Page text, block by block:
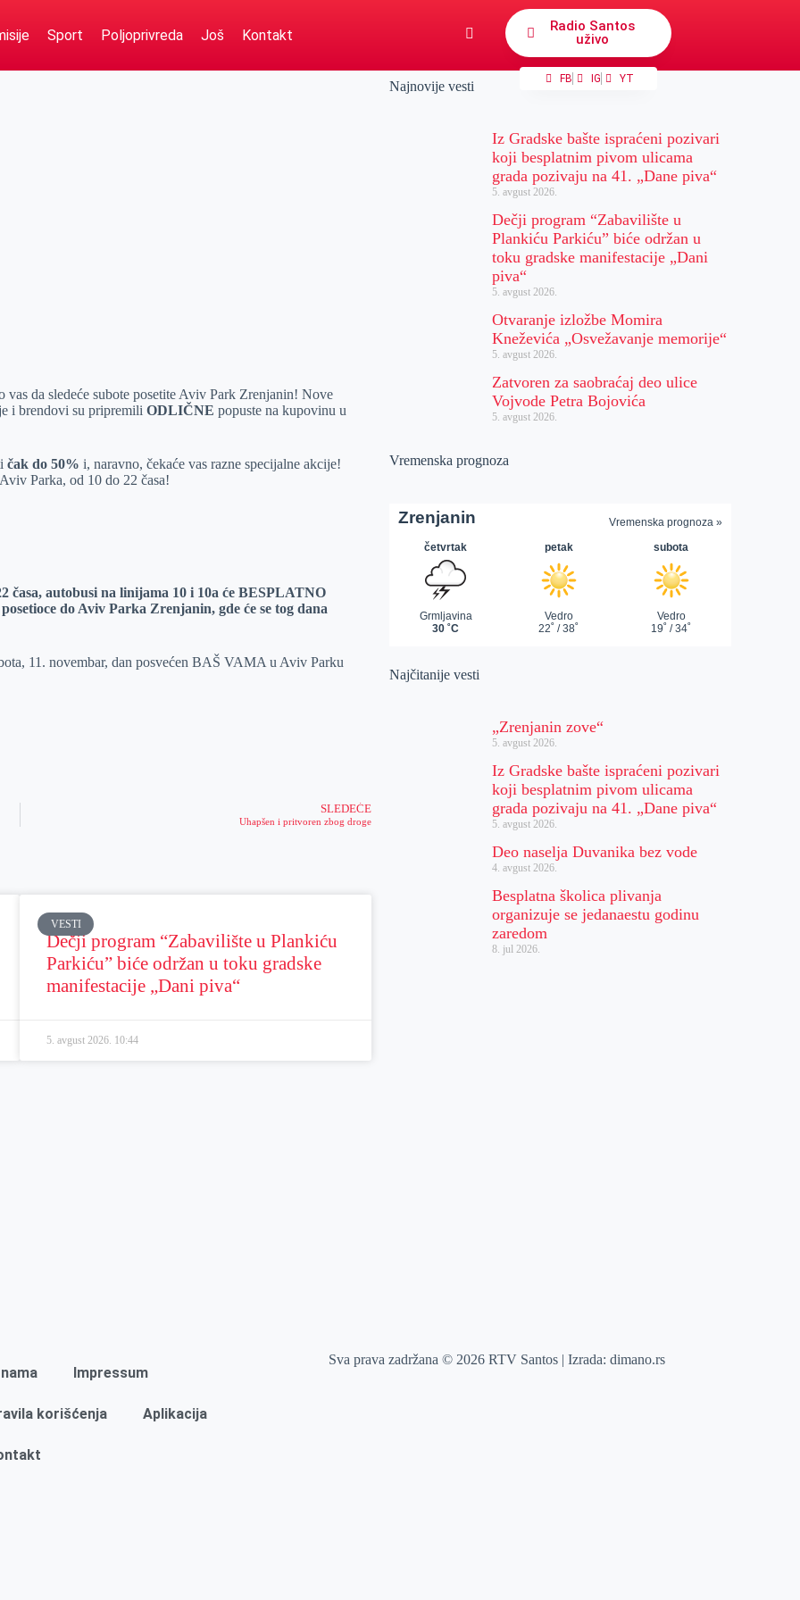
Sport Poljoprivreda Još Kontakt
Radio Santos
uživo
FB IG YT
da sledeće subote posetite Aviv Park Zrenjanin! Nove
i brendovi su pripremiliODLIČNE popuste na kupovinu u
čak do 50% i, naravno, čekaće vas razne specijalne akcije!
Parka, od 10 do 22 časa!
časa, autobusi na linijama 10 i 10a će BESPLATNO
do Aviv Parka Zrenjanin, gde će se tog dana
11. novembar, dan posvećen BAŠ VAMA u Aviv Parku
SLEDEĆE
Uhapšen i pritvoren zbog droge
VESTI
Dečji program “Zabavilište u Plankiću
Parkiću” biće održan u toku gradske
manifestacije „Dani piva“
5. avgust 2026. 10:44
Najnovije vesti
Iz Gradske bašte ispraćeni pozivari
koji besplatnim pivom ulicama
grada pozivaju na 41. „Dane piva“
5. avgust 2026.
Dečji program “Zabavilište u
Plankiću Parkiću” biće održan u
toku gradske manifestacije „Dani
piva“
5. avgust 2026.
Otvaranje izložbe Momira
Kneževića „Osvežavanje memorije“
5. avgust 2026.
Zatvoren za saobraćaj deo ulice
Vojvode Petra Bojovića
5. avgust 2026.
Vremenska prognoza
Najčitanije vesti
„Zrenjanin zove“
5. avgust 2026.
Iz Gradske bašte ispraćeni pozivari
koji besplatnim pivom ulicama
grada pozivaju na 41. „Dane piva“
5. avgust 2026.
Deo naselja Duvanika bez vode
4. avgust 2026.
Besplatna školica plivanja
organizuje se jedanaestu godinu
zaredom
8. jul 2026.
Impressum
korišćenja Aplikacija
Sva prava zadržana © 2026 RTV Santos | Izrada:dimano.rs